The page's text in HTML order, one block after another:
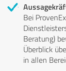
Bei
Beratung)
Überblick
in allen